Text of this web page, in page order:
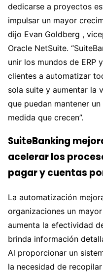
dedicarse a proyectos
impulsar un mayor
dijo Evan Goldberg ,
Oracle NetSuite.
unir los mundos de ERP
clientes a automatizar
sola suite y aumentar la
que puedan mantener
medida que crecen”.
SuiteBanking
acelerar los
pagar y cuentas
La automatización
organizaciones un
aumenta la efectividad
brinda información
Al proporcionar un
la necesidad de